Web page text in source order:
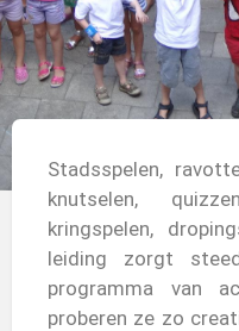
Stadsspelen,
knutselen,
kringspelen,
leiding zorgt
programma van
proberen ze zo